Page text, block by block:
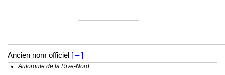
Ancien nom officiel [ – ]
Autoroute de la Rive-Nord